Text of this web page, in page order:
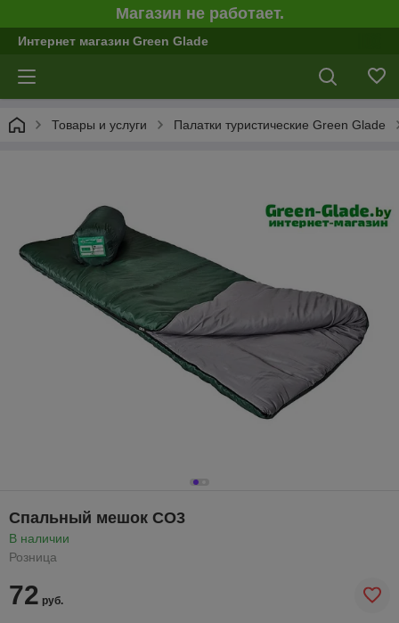
Магазин не работает.
Интернет магазин Green Glade
Товары и услуги Палатки туристические Green Glade
Спальный мешок СО3
В наличии
Розница
72 руб.